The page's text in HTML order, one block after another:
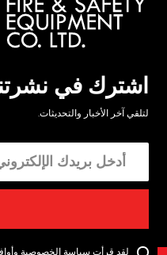
اشترك في
لتلقي آخر الأخبار والتحديثات.
لقد قرأت سياسة الخصوصية